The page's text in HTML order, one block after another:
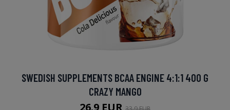
SWEDISH SUPPLEMENTS BCAA ENGINE 4:1:1 400 G
CRAZY MANGO
26.9 EUR